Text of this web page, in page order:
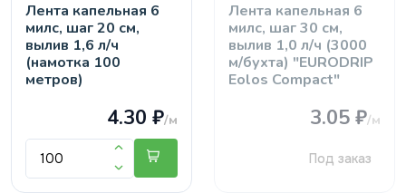
Лента капельная 6
милс, шаг 20 см,
вылив 1,6 л/ч
(намотка 100
метров)
4.30 ₽/м
Лента капельная 6
милс, шаг 30 см,
вылив 1,0 л/ч (3000
м/бухта) "EURODRIP
Eolos Compact"
3.05 ₽/м
Под заказ